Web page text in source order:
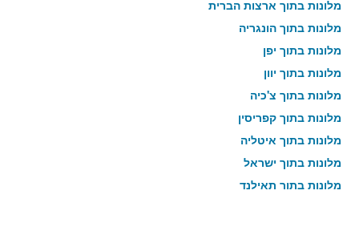
מלונות בתוך ארצות הברית
מלונות בתוך הונגריה
מלונות בתוך יפן
מלונות בתוך יוון
מלונות בתוך צ'כיה
מלונות בתוך קפריסין
מלונות בתוך איטליה
מלונות בתוך ישראל
מלונות בתוך תאילנד